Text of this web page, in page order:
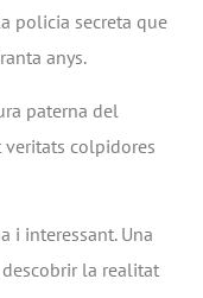
policia secreta que
anys.
paterna del
colpidores
i interessant. Una
la realitat